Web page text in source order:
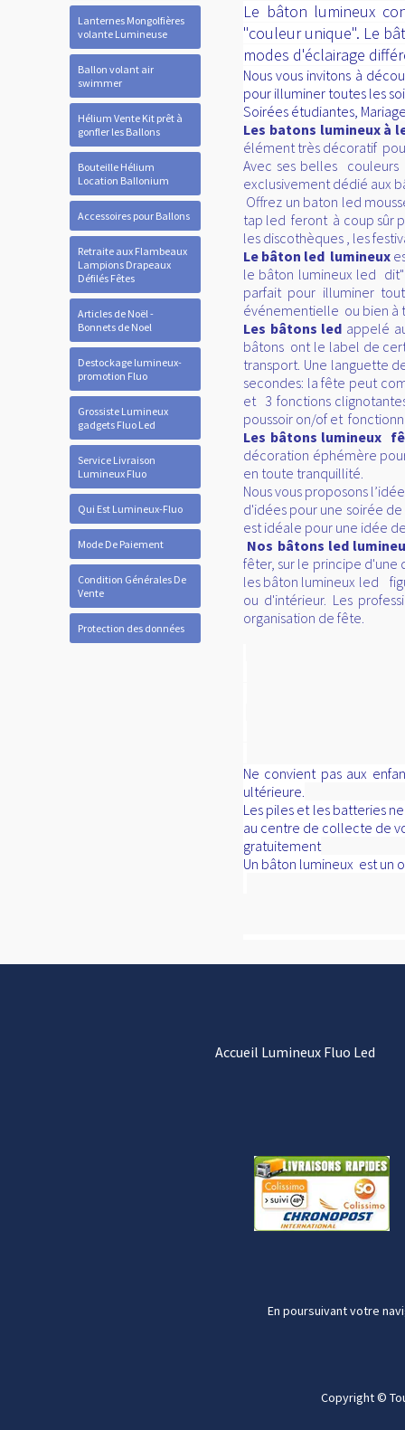
Lanternes Mongolfières
volante Lumineuse
Ballon volant air
swimmer
Hélium Vente Kit prêt à
gonfler les Ballons
Bouteille Hélium
Location Ballonium
Accessoires pour Ballons
Retraite aux Flambeaux
Lampions Drapeaux
Défilés Fêtes
Articles de Noël -
Bonnets de Noel
Destockage lumineux-
promotion Fluo
Grossiste Lumineux
gadgets Fluo Led
Service Livraison
Lumineux Fluo
Qui Est Lumineux-Fluo
Mode De Paiement
Condition Générales De
Vente
Protection des données
Accueil Lumineux Fluo Led
En poursuivant votre
Copyright ©
Le bâton lumineux
"couleur unique". Le
modes d'éclairage
Nous vous invitons à
pour illuminer toutes les
Soirées étudiantes,
Les batons lumineux à
élément très décoratif
Avec ses belles
exclusivement dédié aux
Offrez un baton led
tap led feront à coup sûr
les discothèques , les
Le bâton led lumineux
le bâton lumineux led
parfait pour illuminer
événementielle ou bien à
Les bâtons led appelé
bâtons ont le label de
transport. Une languette
secondes: la fête peut
et 3 fonctions
poussoir on/of et
Les bâtons lumineux
décoration éphémère
en toute tranquillité.
Nous vous proposons
d'idées pour une soirée
est idéale pour une idée
Nos bâtons led
fêter, sur le principe
les bâton lumineux led
ou d'intérieur. Les
organisation de fête.
Ne convient pas aux
ultérieure.
Les piles et les batteries
au centre de collecte de
gratuitement
Un bâton lumineux est un